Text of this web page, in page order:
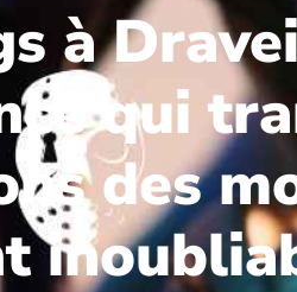
à
qui
des